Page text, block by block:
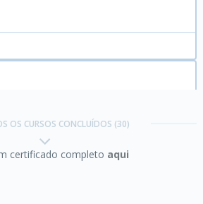
OS CURSOS CONCLUÍDOS (30)
certificado completo aqui